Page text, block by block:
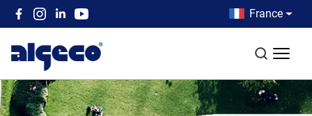
Aller au contenu principal
Top left menu
Country menu
France